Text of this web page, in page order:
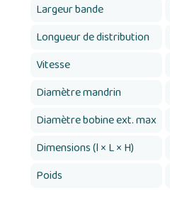
Largeur bande
Longueur de distribution
Vitesse
Diamètre mandrin
Diamètre bobine ext. max
Dimensions (l × L × H)
Poids